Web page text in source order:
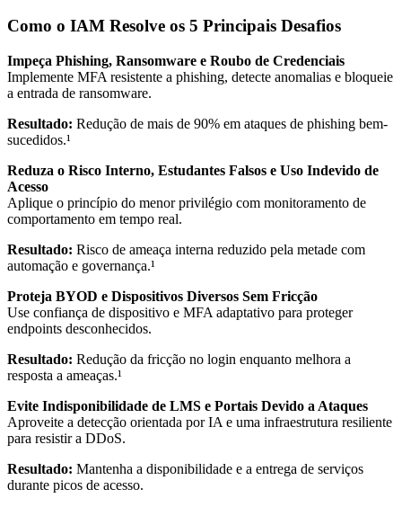
Como o IAM Resolve os 5 Principais Desafios
Impeça Phishing, Ransomware e Roubo de Credenciais
Implemente MFA resistente a phishing, detecte anomalias e bloqueie
a entrada de ransomware.
Resultado: Redução de mais de 90% em ataques de phishing bem-
sucedidos.¹
Reduza o Risco Interno, Estudantes Falsos e Uso Indevido de
Acesso
Aplique o princípio do menor privilégio com monitoramento de
comportamento em tempo real.
Resultado: Risco de ameaça interna reduzido pela metade com
automação e governança.¹
Proteja BYOD e Dispositivos Diversos Sem Fricção
Use confiança de dispositivo e MFA adaptativo para proteger
endpoints desconhecidos.
Resultado: Redução da fricção no login enquanto melhora a
resposta a ameaças.¹
Evite Indisponibilidade de LMS e Portais Devido a Ataques
Aproveite a detecção orientada por IA e uma infraestrutura resiliente
para resistir a DDoS.
Resultado: Mantenha a disponibilidade e a entrega de serviços
durante picos de acesso.